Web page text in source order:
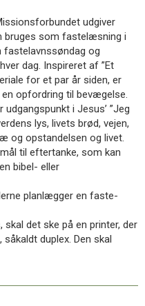
udgiver
bruges som fastelæsning i
fastelavnssøndag og
dag. Inspireret af ”Et
for et par år siden, er
opfordring til bevægelse.
i Jesus’ ”Jeg
lys, livets brød, vejen,
og opstandelsen og livet.
til eftertanke, som kan
bibel- eller
planlægger en faste-
skal det ske på en printer, der
duplex. Den skal